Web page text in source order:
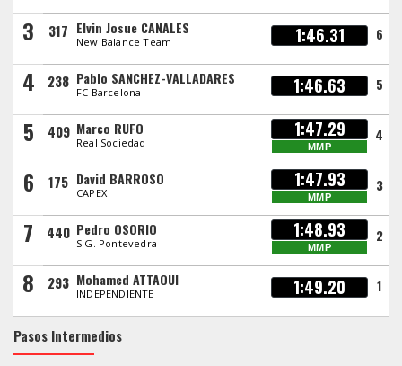
3 317 Elvin Josue CANALES
New Balance Team 1:46.31 6
4 238 Pablo SANCHEZ-VALLADARES
FC Barcelona 1:46.63 5
5 409 Marco RUFO
Real Sociedad
1:47.29
MMP
4
6 175 David BARROSO
CAPEX
1:47.93
MMP
3
7 440 Pedro OSORIO
S.G. Pontevedra
1:48.93
MMP
2
8 293 Mohamed ATTAOUI
INDEPENDIENTE 1:49.20 1
Pasos Intermedios